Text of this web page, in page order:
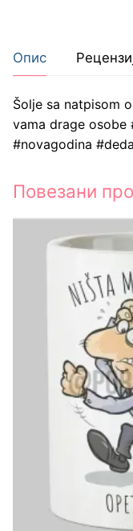
Опис
Šolje sa natpisom
vama drage osobe
#novagodina
Повезани